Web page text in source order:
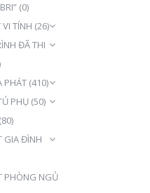
(0)
TÍNH (26)
ĐÃ THI
PHÁT (410)
PHỤ (50)
(80)
GIA ĐÌNH
PHÒNG NGỦ